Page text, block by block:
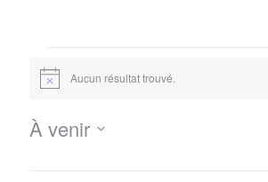
Évènements
Notice Aucun résultat trouvé.
À venir